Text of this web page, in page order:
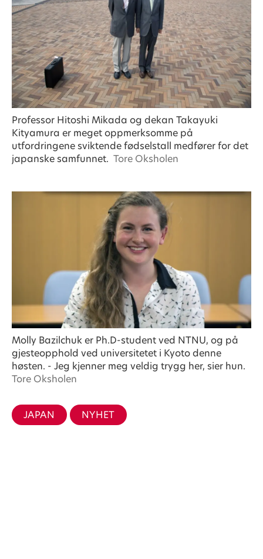
Professor Hitoshi Mikada og dekan Takayuki
Kityamura er meget oppmerksomme på
utfordringene sviktende fødselstall medfører for det
japanske samfunnet. Tore Oksholen
Molly Bazilchuk er Ph.D-student ved NTNU, og på
gjesteopphold ved universitetet i Kyoto denne
høsten. - Jeg kjenner meg veldig trygg her, sier hun.
Tore Oksholen
JAPAN NYHET